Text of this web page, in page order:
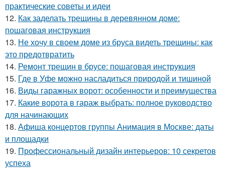
практические советы и идеи
12. Как заделать трещины в деревянном доме:
пошаговая инструкция
13. Не хочу в своем доме из бруса видеть трещины: как
это предотвратить
14. Ремонт трещин в брусе: пошаговая инструкция
15. Где в Уфе можно насладиться природой и тишиной
16. Виды гаражных ворот: особенности и преимущества
17. Какие ворота в гараж выбрать: полное руководство
для начинающих
18. Афиша концертов группы Анимация в Москве: даты
и площадки
19. Профессиональный дизайн интерьеров: 10 секретов
успеха